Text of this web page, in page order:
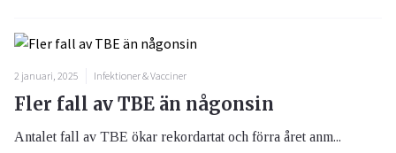
2 januari, 2025 Infektioner & Vacciner
Fler fall av TBE än någonsin
Antalet fall av TBE ökar rekordartat och förra året anm...